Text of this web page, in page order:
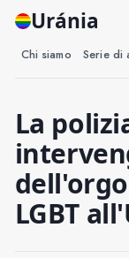
Uránia
Chi siamo Serie di
La
LGBT